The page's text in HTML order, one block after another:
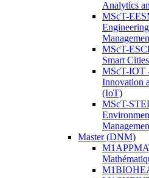
Analytics
MScT-
MScT-
Smart
MScT-IOT
Innovation
(IoT)
MScT-
Master (DNM)